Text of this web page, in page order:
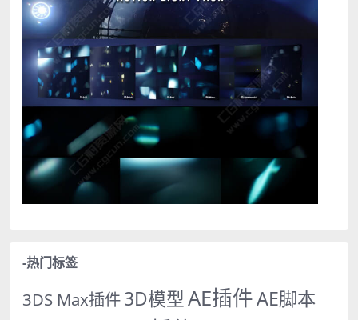
-热门标签
3DS Max插件3D模型AE插件AE脚本